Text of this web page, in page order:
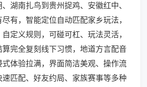
湖南扎鸟到贵州捉鸡、安徽红中、
有，智能定位自动匹配家乡玩法，
定义规则，可碰可杠、玩法灵活，
完全复刻线下习惯，地道方言配音
体验拉满，界面简洁美观、操作流
匹配、好友约局、家族赛事等多种